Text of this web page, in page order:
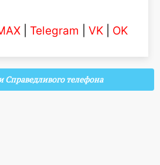
Telegram VK OK
Справедливого телефона